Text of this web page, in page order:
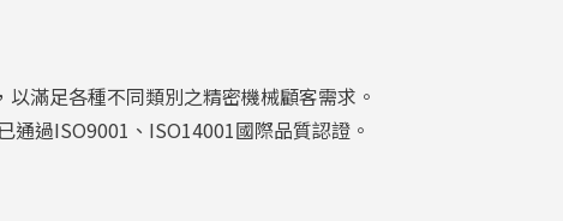
滿足各種不同類別之精密機械顧客需求。
過ISO9001、ISO14001國際品質認證。